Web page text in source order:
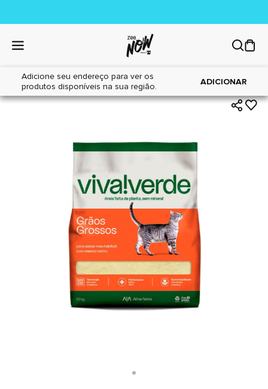
Adicione seu endereço para ver os
produtos disponíveis na sua região.
ADICIONAR
Home|Gatos|Areia Sanitária